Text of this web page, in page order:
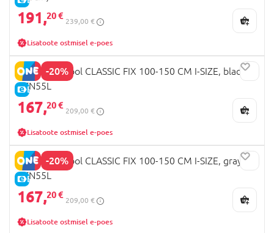
191,20 €
239,00 €
Lisatoote ostmisel e-poes
-20%
E-HIND
MILLI turvatool CLASSIC FIX 100-150 CM I-SIZE, black,
VTN55L
167,20 €
209,00 €
Lisatoote ostmisel e-poes
-20%
E-HIND
MILLI turvatool CLASSIC FIX 100-150 CM I-SIZE, gray,
VTN55L
167,20 €
209,00 €
Lisatoote ostmisel e-poes